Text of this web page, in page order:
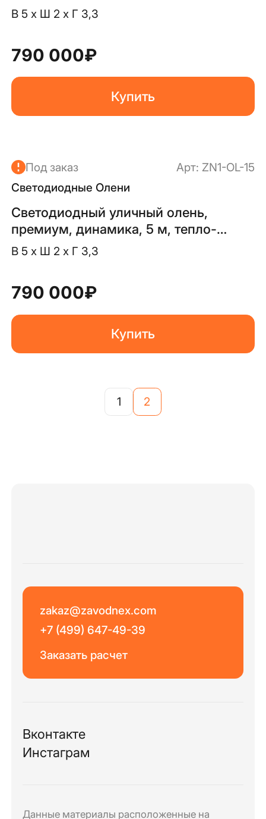
В 5 x Ш 2 x Г 3,3
790 000₽
Купить
Под заказ Арт: ZN1-OL-15
Светодиодные Олени
Светодиодный уличный олень,
премиум, динамика, 5 м, тепло-
белый
В 5 x Ш 2 x Г 3,3
790 000₽
Купить
1 2
zakaz@zavodnex.com
+7 (499) 647-49-39
Заказать расчет
Вконтакте
Инстаграм
Данные материалы расположенные на